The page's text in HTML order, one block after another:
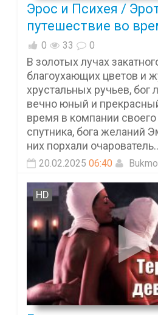
Эрос и Психея /
путешествие во
0 33 0
В золотых лучах
благоухающих цветов и
хрустальных ручьев, бог
вечно юный и
время в компании своего
спутника, бога желаний
них порхали
20.02.2025 06:40
HD